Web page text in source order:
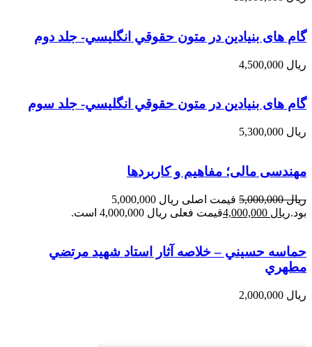
گام های بنیادین در متون حقوقي انگليسي- جلد دوم
ریال
گام های بنیادین در متون حقوقي انگليسي- جلد سوم
ریال
مهندسی مالی؛ مفاهیم و کاربردها
ریال5,000,000
قیمت اصلی ریال 5,000,000
بود.ریال قیمت فعلی ریال 4,000,000 است.
حماسه حسيني – خلاصه آثار استاد شهيد مرتضي
مطهري
ریال